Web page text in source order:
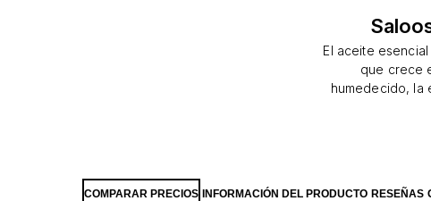
El aceite
que crece
humedecido, la
COMPARAR PRECIOS INFORMACIÓN DEL PRODUCTO RESEÑAS